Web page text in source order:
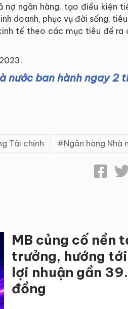
ngân hàng, tạo điều kiện
doanh, phục vụ đời sống,
tế theo các mục tiêu đề ra
nước ban hành ngay 2
Tài chính Ngân hàng Nhà
MB củng cố nền
trưởng, hướng
lợi nhuận gần
đồng